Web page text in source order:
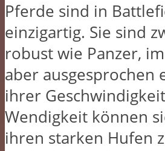
Pferde sind in
einzigartig. Sie sind
robust wie Panzer,
aber ausgesprochen
ihrer
Wendigkeit können
ihren starken Hufen